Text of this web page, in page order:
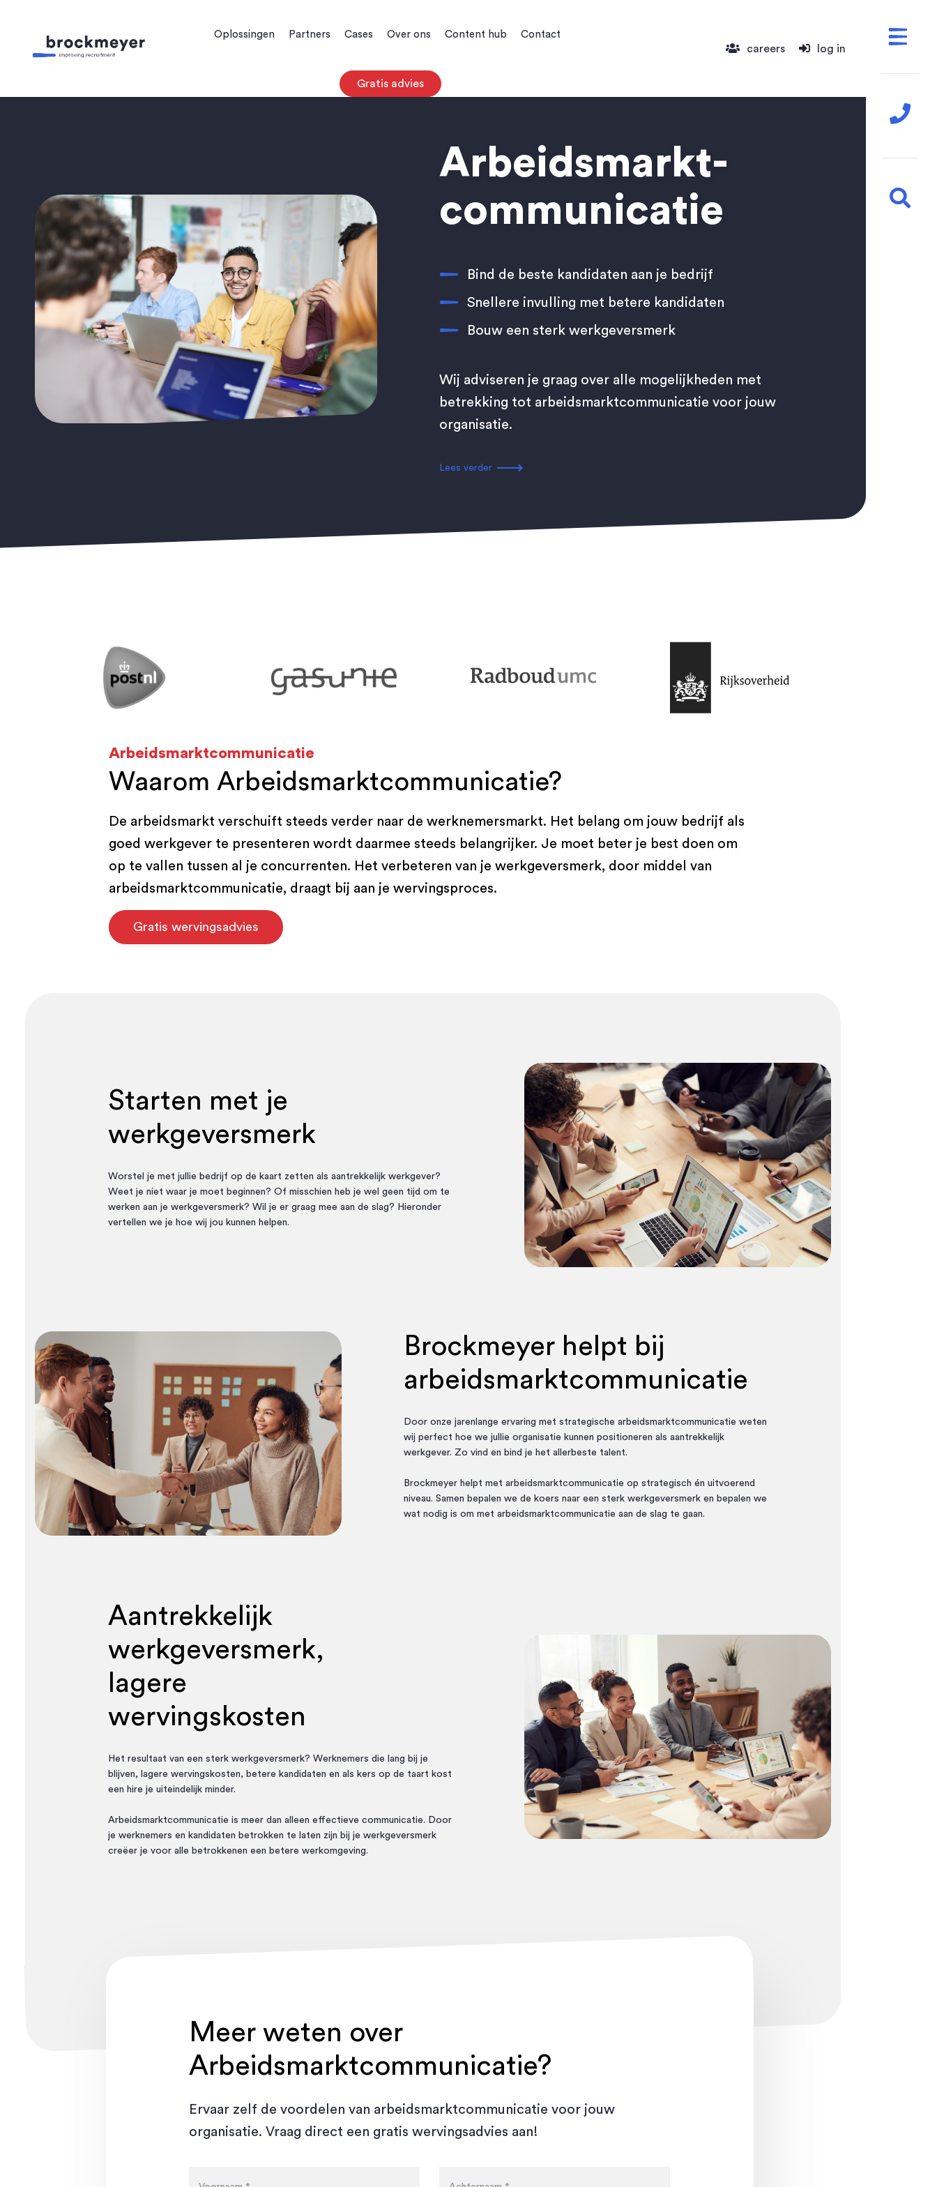
Oplossingen Partners Cases Over ons Content hub Contact
Gratis advies
careers log in
Arbeidsmarkt-
communicatie
Bind de beste kandidaten aan je bedrijf
Snellere invulling met betere kandidaten
Bouw een sterk werkgeversmerk
Wij adviseren je graag over alle mogelijkheden met
betrekking tot arbeidsmarktcommunicatie voor jouw
organisatie.
Lees verder
Arbeidsmarktcommunicatie
Waarom Arbeidsmarktcommunicatie?
De arbeidsmarkt verschuift steeds verder naar de werknemersmarkt. Het belang om jouw bedrijf als
goed werkgever te presenteren wordt daarmee steeds belangrijker. Je moet beter je best doen om
op te vallen tussen al je concurrenten. Het verbeteren van je werkgeversmerk, door middel van
arbeidsmarktcommunicatie, draagt bij aan je wervingsproces.
Gratis wervingsadvies
Starten met je
werkgeversmerk
Worstel je met jullie bedrijf op de kaart zetten als aantrekkelijk werkgever?
Weet je niet waar je moet beginnen? Of misschien heb je wel geen tijd om te
werken aan je werkgeversmerk? Wil je er graag mee aan de slag? Hieronder
vertellen we je hoe wij jou kunnen helpen.
Brockmeyer helpt bij
arbeidsmarktcommunicatie
Door onze jarenlange ervaring met strategische arbeidsmarktcommunicatie weten
wij perfect hoe we jullie organisatie kunnen positioneren als aantrekkelijk
werkgever. Zo vind en bind je het allerbeste talent.
Brockmeyer helpt met arbeidsmarktcommunicatie op strategisch én uitvoerend
niveau. Samen bepalen we de koers naar een sterk werkgeversmerk en bepalen we
wat nodig is om met arbeidsmarktcommunicatie aan de slag te gaan.
Aantrekkelijk
werkgeversmerk,
lagere
wervingskosten
Het resultaat van een sterk werkgeversmerk? Werknemers die lang bij je
blijven, lagere wervingskosten, betere kandidaten en als kers op de taart kost
een hire je uiteindelijk minder.
Arbeidsmarktcommunicatie is meer dan alleen effectieve communicatie. Door
je werknemers en kandidaten betrokken te laten zijn bij je werkgeversmerk
creëer je voor alle betrokkenen een betere werkomgeving.
Meer weten over
Arbeidsmarktcommunicatie?
Ervaar zelf de voordelen van arbeidsmarktcommunicatie voor jouw
organisatie. Vraag direct een gratis wervingsadvies aan!